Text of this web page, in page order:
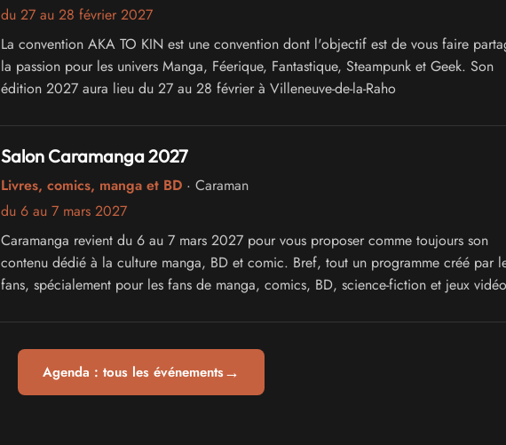
du 27 au 28 février 2027
La convention AKA TO KIN est une convention dont l'objectif est de vous faire
la passion pour les univers Manga, Féerique, Fantastique, Steampunk et Geek. Son
édition 2027 aura lieu du 27 au 28 février à Villeneuve-de-la-Raho
Salon Caramanga 2027
Livres, comics, manga et BD· Caraman
du 6 au 7 mars 2027
Caramanga revient du 6 au 7 mars 2027 pour vous proposer comme toujours son
contenu dédié à la culture manga, BD et comic. Bref, tout un programme créé par
fans, spécialement pour les fans de manga, comics, BD, science-fiction et jeux vidéo
Agenda : tous les événements→